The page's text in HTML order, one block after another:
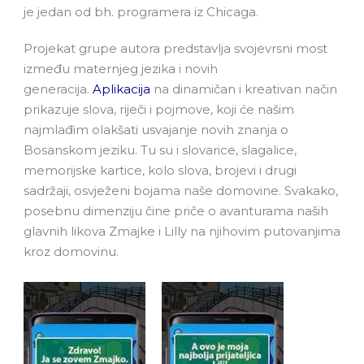
je jedan od bh. programera iz Chicaga.
Projekat grupe autora predstavlja svojevrsni most
između maternjeg jezika i novih
generacija. Aplikacija na dinamičan i kreativan način
prikazuje slova, riječi i pojmove, koji će našim
najmlađim olakšati usvajanje novih znanja o
Bosanskom jeziku. Tu su i slovarice, slagalice,
memorijske kartice, kolo slova, brojevi i drugi
sadržaji, osvježeni bojama naše domovine. Svakako,
posebnu dimenziju čine priče o avanturama naših
glavnih likova Zmajke i Lilly na njihovim putovanjima
kroz domovinu.